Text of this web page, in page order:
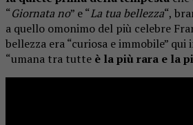
“Giornata no” e “La tua bellezza“,
a quello omonimo del più celebre
bellezza era “curiosa e immobile”
“umana tra tutte è la più rara e la